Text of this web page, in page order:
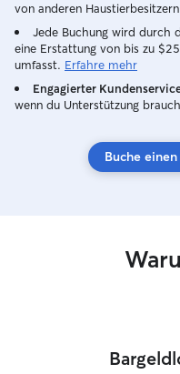
von anderen
Jede Buchung wird durch
eine Erstattung von bis zu
umfasst. Erfahre mehr
Engagierter
wenn du Unterstützung
Buche